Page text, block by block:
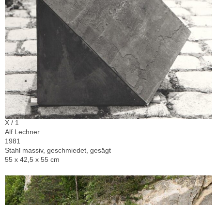
X / 1
Alf Lechner
1981
Stahl massiv, geschmiedet, gesägt
55 x 42,5 x 55 cm